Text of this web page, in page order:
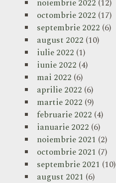
noiembrie 2022 (12)
octombrie 2022 (17)
septembrie 2022 (6)
august 2022 (10)
iulie 2022 (1)
iunie 2022 (4)
mai 2022 (6)
aprilie 2022 (6)
martie 2022 (9)
februarie 2022 (4)
ianuarie 2022 (6)
noiembrie 2021 (2)
octombrie 2021 (7)
septembrie 2021 (10)
august 2021 (6)